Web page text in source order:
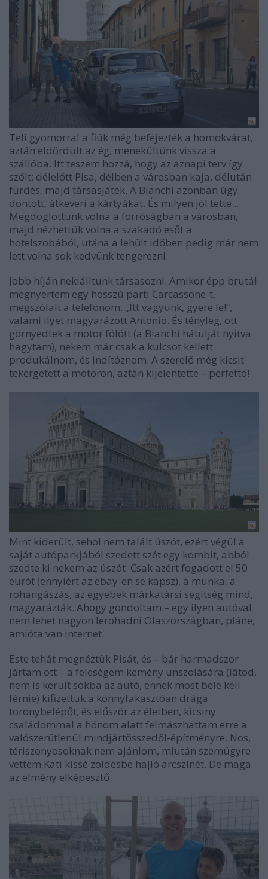
Teli gyomorral a fiúk még befejezték a homokvárat,
aztán eldördült az ég, menekültünk vissza a
szállóba. Itt teszem hozzá, hogy az aznapi terv így
szólt: délelőtt Pisa, délben a városban kaja, délután
fürdés, majd társasjáték. A Bianchi azonban úgy
döntött, átkeveri a kártyákat. És milyen jól tette...
Megdöglöttünk volna a forróságban a városban,
majd nézhettük volna a szakadó esőt a
hotelszobából, utána a lehűlt időben pedig már nem
lett volna sok kedvünk tengerezni.
Jobb híján nekiálltunk társasozni. Amikor épp brutál
megnyertem egy hosszú parti Carcassone-t,
megszólalt a telefonom. „Itt vagyunk, gyere le!”,
valami ilyet magyarázott Antonio. És tényleg, ott
görnyedtek a motor fölött (a Bianchi hátulját nyitva
hagytam), nekem már csak a kulcsot kellett
produkálnom, és indítóznom. A szerelő még kicsit
tekergetett a motoron, aztán kijelentette – perfetto!
Mint kiderült, sehol nem talált úszót, ezért végül a
saját autóparkjából szedett szét egy kombit, abból
szedte ki nekem az úszót. Csak azért fogadott el 50
eurót (ennyiért az ebay-en se kapsz), a munka, a
rohangászás, az egyebek márkatársi segítség mind,
magyarázták. Ahogy gondoltam – egy ilyen autóval
nem lehet nagyon lerohadni Olaszországban, pláne,
amióta van internet.
Este tehát megnéztük Pisát, és – bár harmadszor
jártam ott – a feleségem kemény unszolására (látod,
nem is került sokba az autó, ennek most bele kell
férnie) kifizettük a könnyfakasztóan drága
toronybelépőt, és először az életben, kicsiny
családommal a hónom alatt felmászhattam erre a
valószerűtlenül mindjártösszedől-építményre. Nos,
tériszonyosoknak nem ajánlom, miután szemügyre
vettem Kati kissé zöldesbe hajló arcszínét. De maga
az élmény elképesztő.